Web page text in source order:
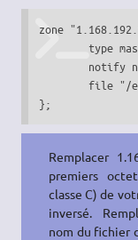
zone
type
notify
file "/
};
Remplacer
premiers
classe C) de
inversé.
nom du fichier